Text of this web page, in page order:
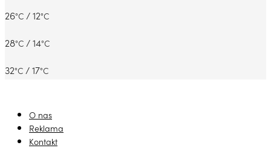
26°C / 12°C
28°C / 14°C
32°C / 17°C
O nas
Reklama
Kontakt